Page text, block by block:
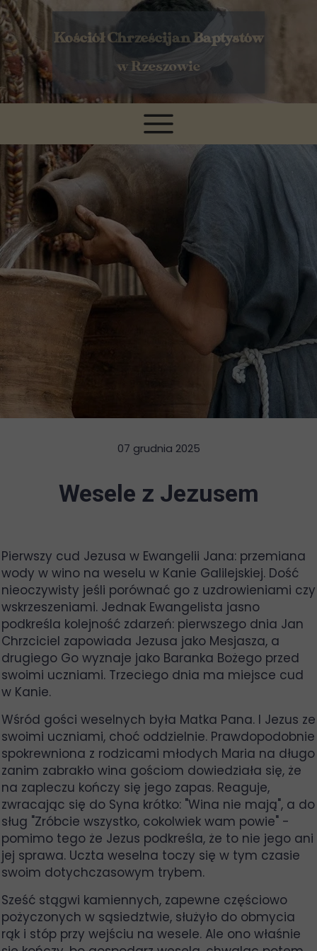
Kościół Chrześcijan Baptystów
w Rzeszowie
07 grudnia 2025
Wesele z Jezusem
Pierwszy cud Jezusa w Ewangelii Jana: przemiana
wody w wino na weselu w Kanie Galilejskiej. Dość
nieoczywisty jeśli porównać go z uzdrowieniami czy
wskrzeszeniami. Jednak Ewangelista jasno
podkreśla kolejność zdarzeń: pierwszego dnia Jan
Chrzciciel zapowiada Jezusa jako Mesjasza, a
drugiego Go wyznaje jako Baranka Bożego przed
swoimi uczniami. Trzeciego dnia ma miejsce cud
w Kanie.
Wśród gości weselnych była Matka Pana. I Jezus ze
swoimi uczniami, choć oddzielnie. Prawdopodobnie
spokrewniona z rodzicami młodych Maria na długo
zanim zabrakło wina gościom dowiedziała się, że
na zapleczu kończy się jego zapas. Reaguje,
zwracając się do Syna krótko: "Wina nie mają", a do
sług "Zróbcie wszystko, cokolwiek wam powie" -
pomimo tego że Jezus podkreśla, że to nie jego ani
jej sprawa. Uczta weselna toczy się w tym czasie
swoim dotychczasowym trybem.
Sześć stągwi kamiennych, zapewne częściowo
pożyczonych w sąsiedztwie, służyło do obmycia
rąk i stóp przy wejściu na wesele. Ale ono właśnie